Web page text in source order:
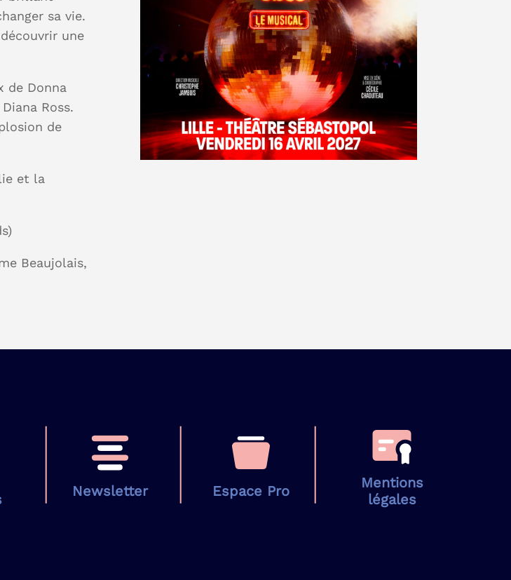
sa vie.
une
de Donna
Ross.
de
et la
Beaujolais,
Newsletter Espace Pro
Mentions
légales